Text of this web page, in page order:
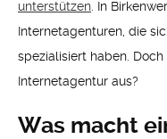
unterstützen . In
Internetagenturen, die
spezialisiert haben.
Internetagentur aus?
Was macht